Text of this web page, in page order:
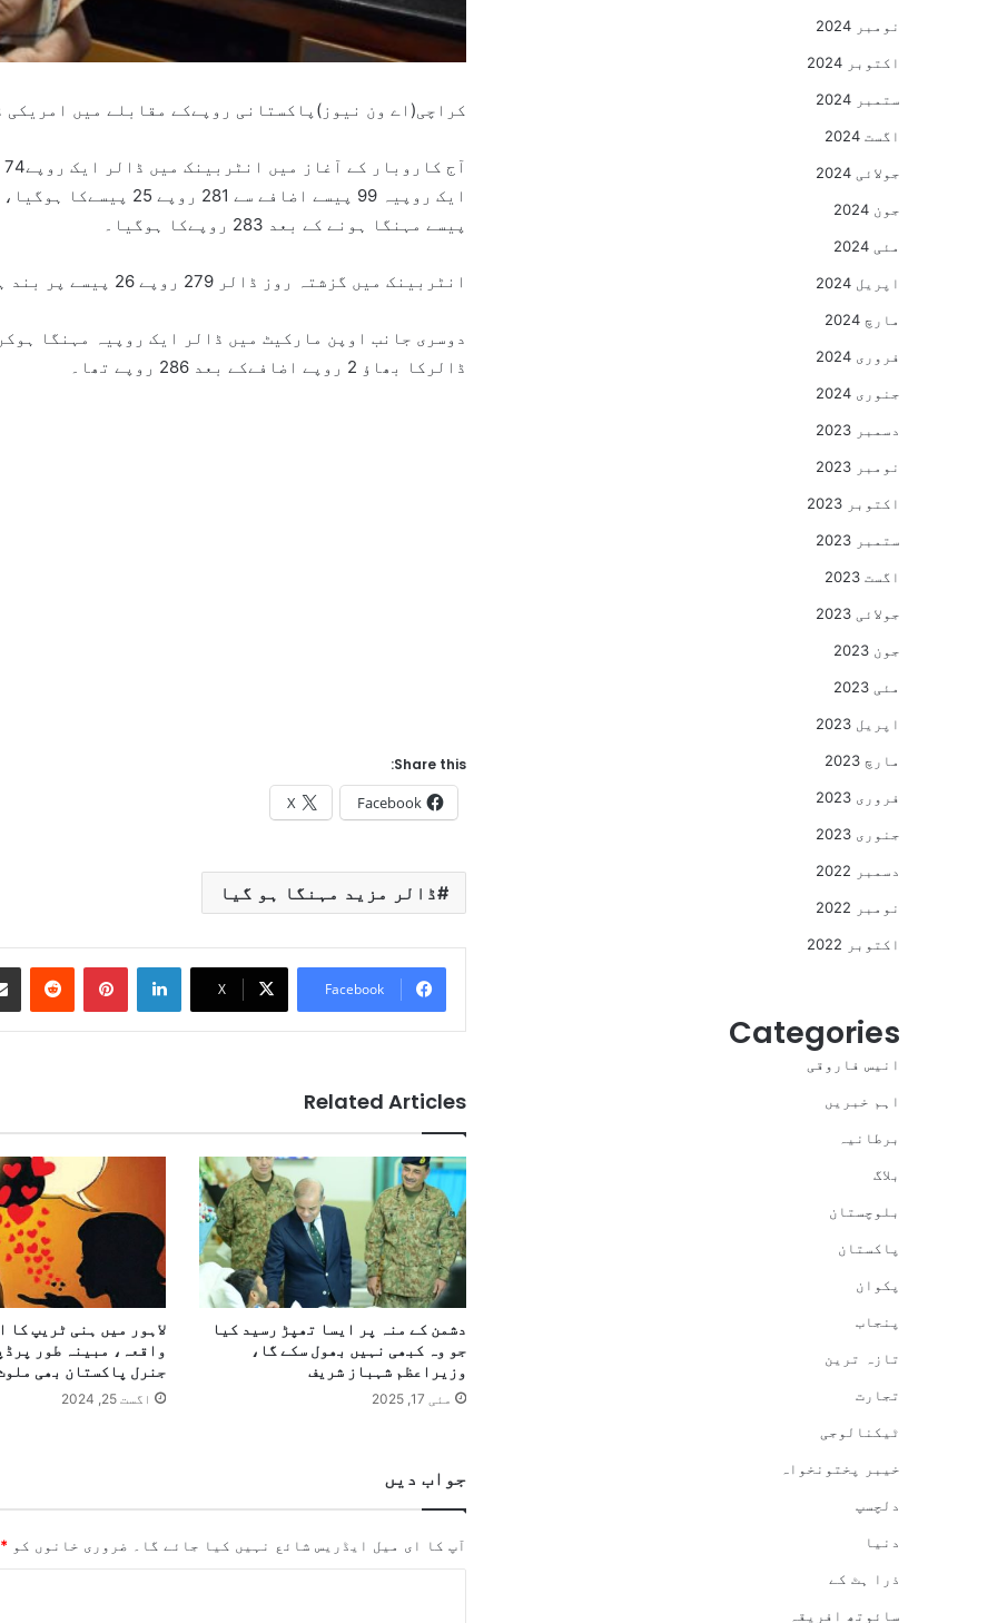
کراچی(اے ون نیوز)پاکستانی روپےکے مقابلے میں
پیسے مہنگا ہونے کے بعد 283 روپےکا ہوگیا۔
انٹربینک میں گزشتہ روز ڈالر 279 روپے 26 پیسے پر بند ہوا تھا۔
ڈالرکا بھاؤ 2 روپے اضافےکے بعد 286 روپے تھا۔
Share this:
Facebook
X
ڈالر مزید مہنگا ہو گیا
Facebook
X
Related Articles
دشمن کے منہ پر ایسا تھپڑ رسید کیا
جو وہ کبھی نہیں بھول سکے گا،
وزیراعظم شہباز شریف
مئی 17, 2025
لاہور میں ہنی ٹریپ کا
واقعہ، مبینہ طور
جنرل پاکستان بھی
اگست 25, 2024
جواب دیں
آپ کا ای میل ایڈریس شائع نہیں کیا جائے گا۔ ضروری خانوں کو *
نومبر 2024
اکتوبر 2024
ستمبر 2024
اگست 2024
جولائی 2024
جون 2024
مئی 2024
اپریل 2024
مارچ 2024
فروری 2024
جنوری 2024
دسمبر 2023
نومبر 2023
اکتوبر 2023
ستمبر 2023
اگست 2023
جولائی 2023
جون 2023
مئی 2023
اپریل 2023
مارچ 2023
فروری 2023
جنوری 2023
دسمبر 2022
نومبر 2022
اکتوبر 2022
Categories
انیس فاروقی
اہم خبریں
برطانیہ
بلاگ
بلوچستان
پاکستان
پکوان
پنجاب
تازہ ترین
تجارت
ٹیکنالوجی
خیبر پختونخواہ
دلچسپ
دنیا
ذرا ہٹ کے
سائوتھ افریقہ